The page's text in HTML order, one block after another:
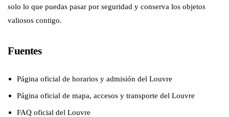
solo lo que puedas pasar por seguridad y conserva los objetos
valiosos contigo.
Fuentes
Página oficial de horarios y admisión del Louvre
Página oficial de mapa, accesos y transporte del Louvre
FAQ oficial del Louvre